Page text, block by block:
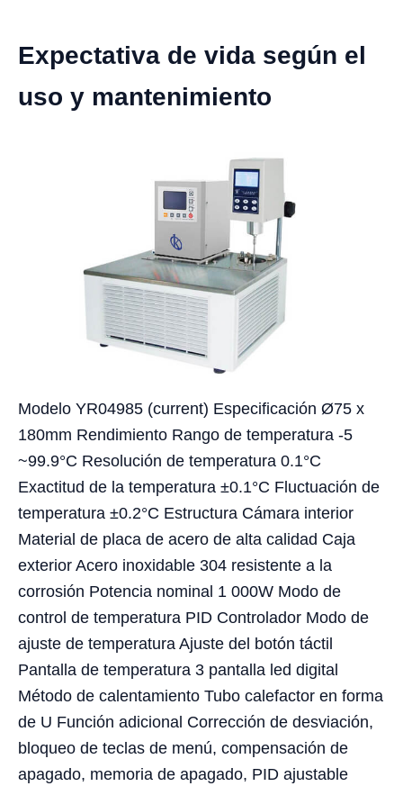
Expectativa de vida según el
uso y mantenimiento
Modelo YR04985 (current) Especificación Ø75 x
180mm Rendimiento Rango de temperatura -5
~99.9°C Resolución de temperatura 0.1°C
Exactitud de la temperatura ±0.1°C Fluctuación de
temperatura ±0.2°C Estructura Cámara interior
Material de placa de acero de alta calidad Caja
exterior Acero inoxidable 304 resistente a la
corrosión Potencia nominal 1 000W Modo de
control de temperatura PID Controlador Modo de
ajuste de temperatura Ajuste del botón táctil
Pantalla de temperatura 3 pantalla led digital
Método de calentamiento Tubo calefactor en forma
de U Función adicional Corrección de desviación,
bloqueo de teclas de menú, compensación de
apagado, memoria de apagado, PID ajustable